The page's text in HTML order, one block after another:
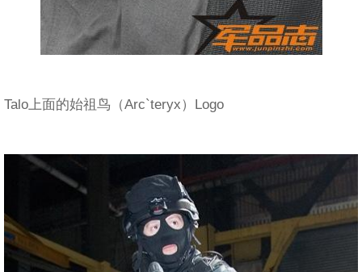
Talo上面的始祖鸟（Arc`teryx）Logo